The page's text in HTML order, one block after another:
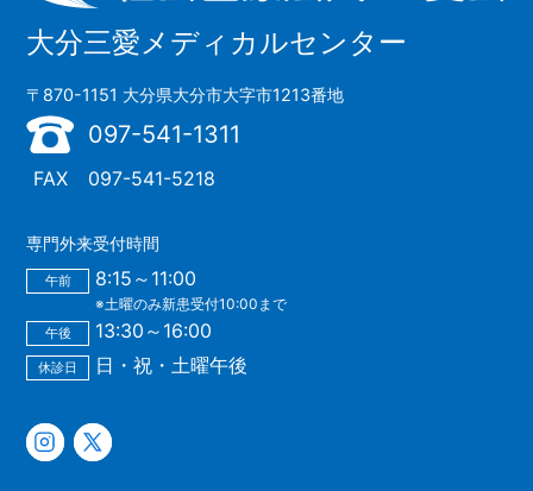
大分三愛メディカルセンター
〒870-1151 大分県大分市大字市1213番地
097-541-1311
FAX 097-541-5218
専門外来受付時間
午前 8:15～11:00
※土曜のみ新患受付10:00まで
午後 13:30～16:00
休診日 日・祝・土曜午後